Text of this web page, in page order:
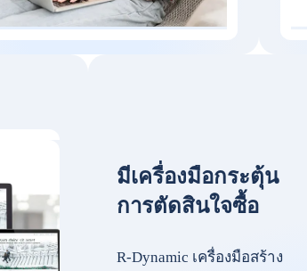
มีเครื่องมือกระตุ้น
การตัดสินใจซื้อ
R-Dynamic เครื่องมือสร้าง